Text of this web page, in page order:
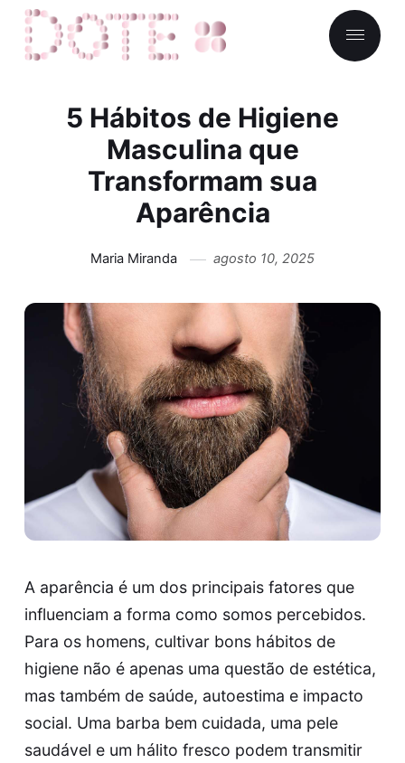
5 Hábitos de Higiene
Masculina que
Transformam sua
Aparência
Maria Miranda agosto 10, 2025
A aparência é um dos principais fatores que
influenciam a forma como somos percebidos.
Para os homens, cultivar bons hábitos de
higiene não é apenas uma questão de estética,
mas também de saúde, autoestima e impacto
social. Uma barba bem cuidada, uma pele
saudável e um hálito fresco podem transmitir